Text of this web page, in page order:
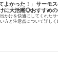
てよかった！」サーモ
に大活躍◎おすすめ
かけを快適にしてくれた
方と注意点について詳しく